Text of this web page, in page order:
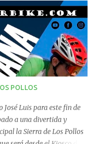
POLLOS
Luis para este fin de
a una divertida y
la Sierra de Los Pollos